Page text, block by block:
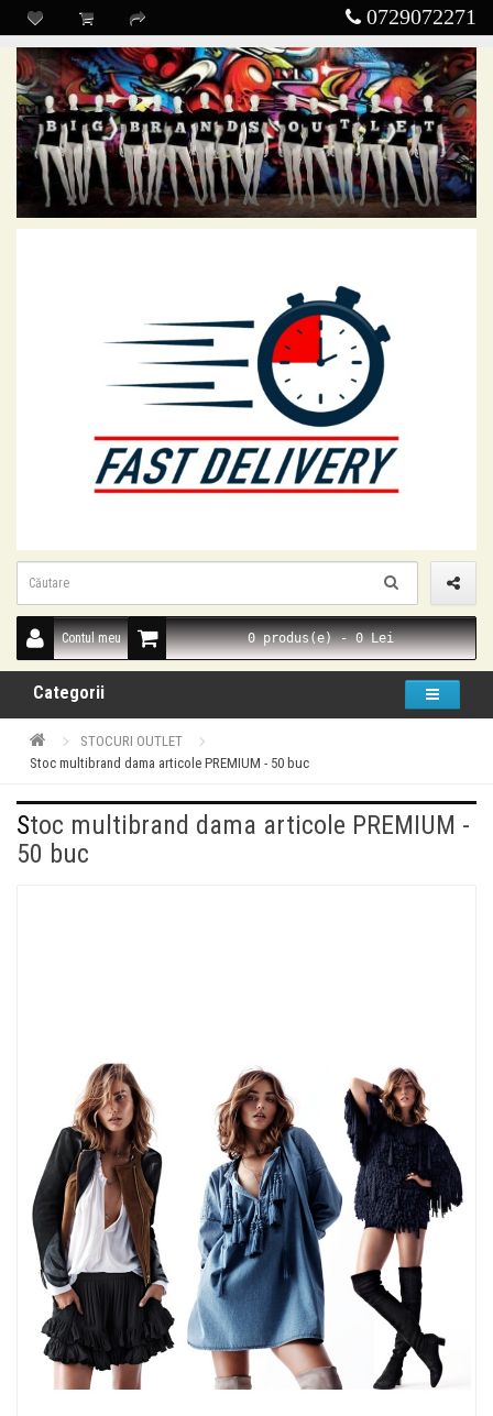
0729072271
Contul meu 0 produs(e) - 0 Lei
Categorii
STOCURI OUTLET
Stoc multibrand dama articole PREMIUM - 50 buc
Stoc multibrand dama articole PREMIUM -
50 buc